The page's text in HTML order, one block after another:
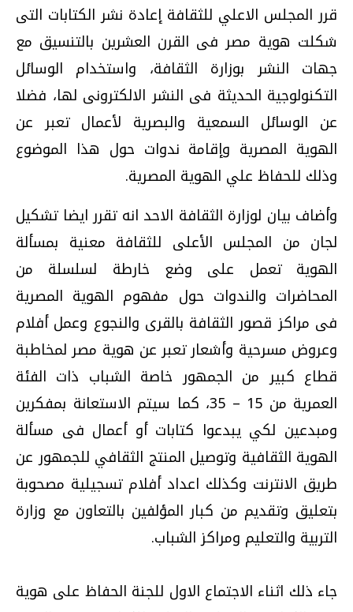
قرر المجلس الاعلي للثقافة إعادة نشر الكتابات التى
شكلت هوية مصر فى القرن العشرين بالتنسيق مع
جهات النشر بوزارة الثقافة، واستخدام الوسائل
التكنولوجية الحديثة فى النشر الالكترونى لها، فضلا
عن الوسائل السمعية والبصرية لأعمال تعبر عن
الهوية المصرية وإقامة ندوات حول هذا الموضوع
وذلك للحفاظ علي الهوية المصرية.
وأضاف بيان لوزارة الثقافة الاحد انه تقرر ايضا تشكيل
لجان من المجلس الأعلى للثقافة معنية بمسألة
الهوية تعمل على وضع خارطة لسلسلة من
المحاضرات والندوات حول مفهوم الهوية المصرية
فى مراكز قصور الثقافة بالقرى والنجوع وعمل أفلام
وعروض مسرحية وأشعار تعبر عن هوية مصر لمخاطبة
قطاع كبير من الجمهور خاصة الشباب ذات الفئة
العمرية من 15 – 35، كما سيتم الاستعانة بمفكرين
ومبدعين لكي يبدعوا كتابات أو أعمال فى مسألة
الهوية الثقافية وتوصيل المنتج الثقافي للجمهور عن
طريق الانترنت وكذلك اعداد أفلام تسجيلية مصحوبة
بتعليق وتقديم من كبار المؤلفين بالتعاون مع وزارة
التربية والتعليم ومراكز الشباب.
جاء ذلك اثناء الاجتماع الاول للجنة الحفاظ على هوية